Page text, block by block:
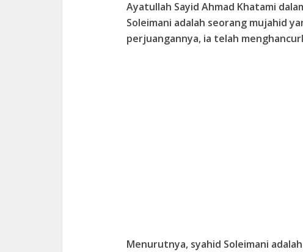
Ayatullah Sayid Ahmad Khatami
Soleimani adalah seorang mujahid
perjuangannya, ia telah
Menurutnya, syahid Soleimani